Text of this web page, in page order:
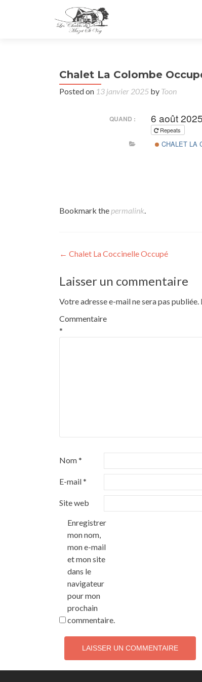
Chalet La Colombe
Posted on 13 janvier 2025 by Toon
QUAND : 6 août
Repeats
CHALET LA
Bookmark the permalink.
Post
navigation
← Chalet La Coccinelle Occupé
Laisser un commentaire
Votre adresse e-mail ne sera pas publiée.
Commentaire
*
Nom*
E-mail*
Site web
Enregistrer
mon nom,
mon e-mail
et mon site
dans le
navigateur
pour mon
prochain
commentaire.